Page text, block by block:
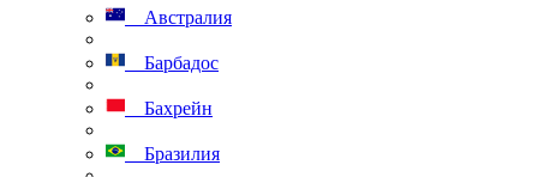
Австралия
Барбадос
Бахрейн
Бразилия